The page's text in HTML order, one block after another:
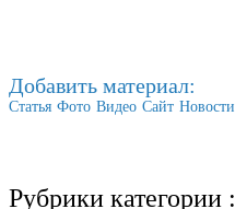
Добавить материал:
Статья Фото Видео Сайт Новости
Рубрики категории :